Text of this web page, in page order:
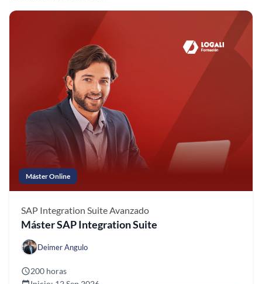
Máster Online
SAP Integration SuiteAvanzado
Máster SAP Integration Suite
Deimer Angulo
200 horas